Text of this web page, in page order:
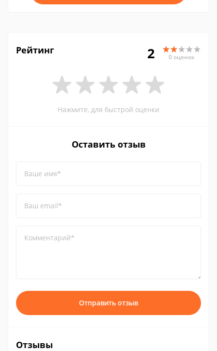
Рейтинг 2 0 оценок
Нажмите, для быстрой оценки
Оставить отзыв
Ваше имя*
Ваш email*
Комментарий*
Отправить отзыв
Отзывы